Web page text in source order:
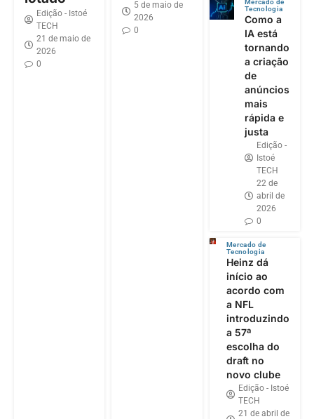
Edição - Istoé
TECH
21 de maio de
2026
0
5 de maio de
2026
0
Tecnologia
Como a
IA está
tornando
a criação
de
anúncios
mais
rápida e
justa
Edição -
Istoé
TECH
22 de
abril de
2026
0
Mercado de
Tecnologia
Heinz dá
início ao
acordo com
a NFL
introduzindo
a 57ª
escolha do
draft no
novo clube
Edição - Istoé
TECH
21 de abril de